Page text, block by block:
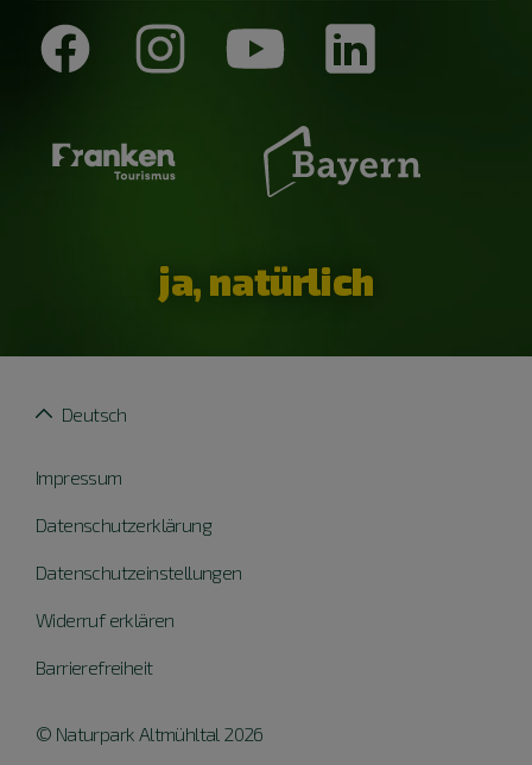
ja, natürlich
Impressum
Datenschutzerklärung
Datenschutzeinstellungen
Widerruf erklären
Barrierefreiheit
Deutsch
© Naturpark Altmühltal 2026